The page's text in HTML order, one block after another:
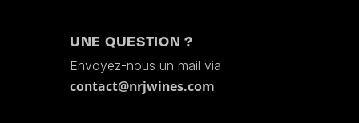
UNE QUESTION ?
Envoyez-nous un mail via
contact@nrjwines.com